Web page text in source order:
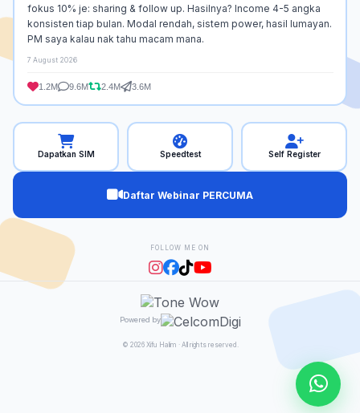
fokus 10% je: sharing & follow up. Hasilnya? Income 4-5 angka
konsisten tiap bulan. Modal rendah, sistem power, hasil lumayan.
PM saya kalau nak tahu macam mana.
7 August 2026
1.2M 9.6M 2.4M 3.6M
Dapatkan SIM Speedtest Self Register
Daftar Webinar PERCUMA
FOLLOW ME ON
Powered by
© 2026 Xifu Halim · All rights reserved.